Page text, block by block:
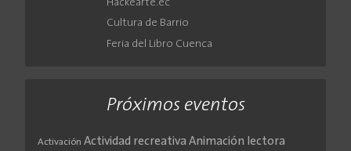
Hackearte.ec
Cultura de Barrio
Feria del Libro Cuenca
Próximos eventos
Activación Actividad recreativa Animación lectora